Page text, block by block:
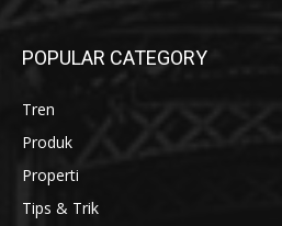
POPULAR CATEGORY
Tren
Produk
Properti
Tips & Trik